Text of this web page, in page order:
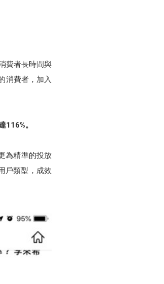
費者長時間與
消費者，加入
116%。
為精準的投放
戶類型，成效